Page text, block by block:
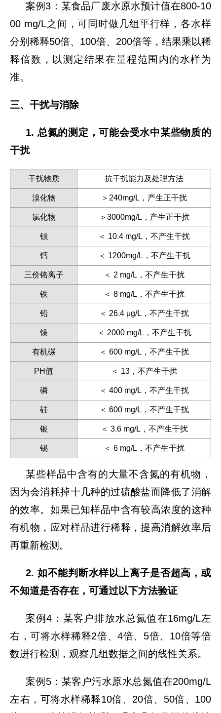
案例3：某食品厂废水原水预计值在800-10
00 mg/L之间，可同时做几组平行样，各水样
分别稀释50倍、100倍、200倍等，结果乘以稀
释倍数，以测定结果在量程范围内的水样为
准。
三、干扰与消除
1. 总氮的测定，可能会受水中某些物质的
干扰
干扰物质 抗干扰能力及处理方法
溴化物 ＞240mg/L，产生正干扰
氯化物 ＞3000mg/L，产生正干扰
钡 ＜ 10.4 mg/L，不产生干扰
钙 ＜ 1200mg/L，不产生干扰
三价铬离子 ＜ 2 mg/L，不产生干扰
铁 ＜ 8 mg/L，不产生干扰
铅 ＜ 26.4 μg/L，不产生干扰
镁 ＜ 2000 mg/L，不产生干扰
有机碳 ＜ 600 mg/L，不产生干扰
PH值 ＜ 13，不产生干扰
磷 ＜ 400 mg/L，不产生干扰
硅 ＜ 600 mg/L，不产生干扰
银 ＜ 3.6 mg/L，不产生干扰
锡 ＜ 6 mg/L，不产生干扰
某些样品中含有的大量不含氮的有机物，
因为会消耗掉十几种的过硫酸盐而降低了消解
的效率。如果已知样品中含有较高浓度的这种
有机物，应对样品进行稀释，提高消解效率后
再重新检测。
2. 如不能判断水样以上离子是否超高，或
不知道是否存在，可通过以下方法验证
案例4：某客户排放水总氮值在16mg/L左
右，可将水样稀释2倍、4倍、5倍、10倍等倍
数进行检测，观察几组数据之间的线性关系。
案例5：某客户污水原水总氮值在200mg/L
左右，可将水样稀释10倍、20倍、50倍、100